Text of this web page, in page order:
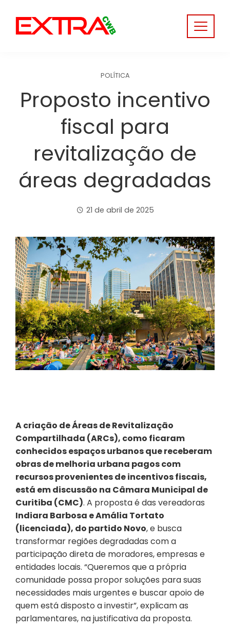
content
POLÍTICA
Proposto incentivo
fiscal para
revitalização de
áreas degradadas
21 de abril de 2025
A criação de Áreas de Revitalização
Compartilhada (ARCs), como ficaram
conhecidos espaços urbanos que receberam
obras de melhoria urbana pagos com
recursos provenientes de incentivos fiscais,
está em discussão na Câmara Municipal de
Curitiba (CMC). A proposta é das vereadoras
Indiara Barbosa e Amália Tortato
(licenciada), do partido Novo, e busca
transformar regiões degradadas com a
participação direta de moradores, empresas e
entidades locais. “Queremos que a própria
comunidade possa propor soluções para suas
necessidades mais urgentes e buscar apoio de
quem está disposto a investir”, explicam as
parlamentares, na justificativa da proposta.